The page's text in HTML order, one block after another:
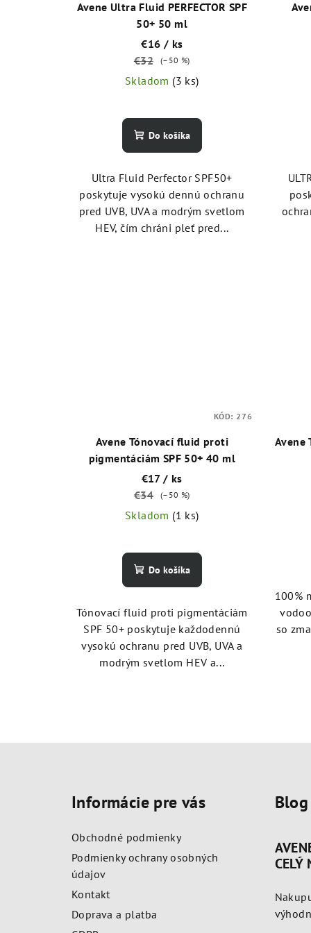
Avene Ultra Fluid PERFECTOR SPF
50+ 50 ml
€16 / ks
€32
(–50 %)
Skladom (3 ks)
Do košíka
Ultra Fluid Perfector SPF50+
poskytuje vysokú dennú ochranu
pred UVB, UVA a modrým svetlom
HEV, čím chráni pleť pred...
Avene Tónovací fluid proti
pigmentáciám SPF 50+ 40 ml
€17/ ks
€34
(–50 %)
Skladom (1 ks)
Do košíka
Tónovací fluid proti pigmentáciám
SPF 50+ poskytuje každodennú
vysokú ochranu pred UVB, UVA a
modrým svetlom HEV a...
KÓD: 276
Avene
100%
so
Informácie pre vás
Obchodné podmienky
Podmienky ochrany osobných
údajov
Kontakt
Doprava a platba
Blog
CELÝ